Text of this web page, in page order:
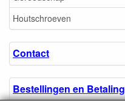
Houtschroeven
Contact
Bestellingen en Betaling